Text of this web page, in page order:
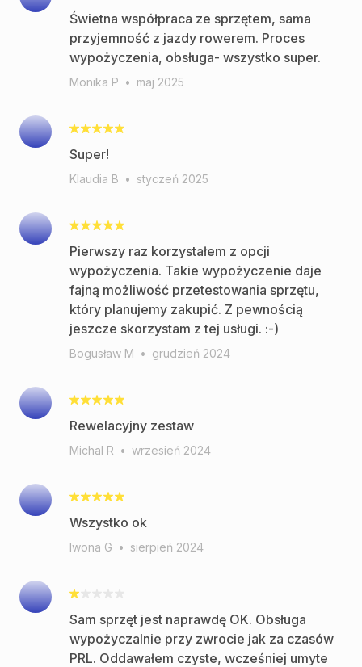
Świetna współpraca ze sprzętem, sama
przyjemność z jazdy rowerem. Proces
wypożyczenia, obsługa- wszystko super.
Monika P • maj 2025
Super!
Klaudia B • styczeń 2025
Pierwszy raz korzystałem z opcji
wypożyczenia. Takie wypożyczenie daje
fajną możliwość przetestowania sprzętu,
który planujemy zakupić. Z pewnością
jeszcze skorzystam z tej usługi. :-)
Bogusław M • grudzień 2024
Rewelacyjny zestaw
Michal R • wrzesień 2024
Wszystko ok
Iwona G • sierpień 2024
Sam sprzęt jest naprawdę OK. Obsługa
wypożyczalnie przy zwrocie jak za czasów
PRL. Oddawałem czyste, wcześniej umyte